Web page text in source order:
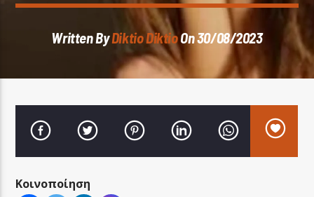
LA FAMIGLIA RADIO
Written ByDiktio DiktioOn 30/08/2023
Κοινοποίηση